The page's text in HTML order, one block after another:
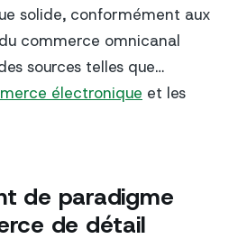
solide, conformément aux
commerce omnicanal
sources telles que…
électronique et les
de paradigme
de détail